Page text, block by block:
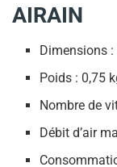
AIRAIN
Dimensions
Poids : 0,75
Nombre de
Débit d’air